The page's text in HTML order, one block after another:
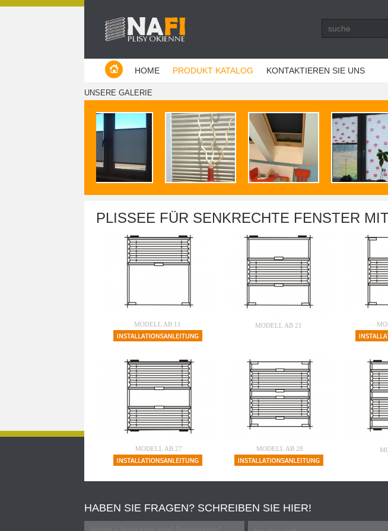
Producent plis - Warszawa
HOME PRODUKT KATALOG KONTAKTIEREN SIE UNS
UNSERE GALERIE
PLISSEE FÜR SENKRECHTE FENSTER
MODELL AB 11 MODELL AB 21
MODELL AB 27 MODELL AB 28
HABEN SIE FRAGEN? SCHREIBEN SIE HIER!